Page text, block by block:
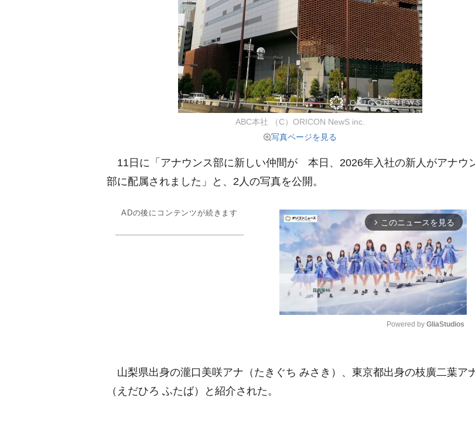
ABC本社 （C）ORICON NewS inc.
写真ページを見る
11日に「アナウンス部に新しい仲間が 本日、2026年入社の新人がアナウ
部に配属されました」と、2人の写真を公開。
ADの後にコンテンツが続きます
arrow_forward_ios このニュースを見る
u
Powered by GliaStudios
山梨県出身の瀧口美咲アナ（たきぐち みさき）、東京都出身の枝廣二葉ア
（えだひろ ふたば）と紹介された。